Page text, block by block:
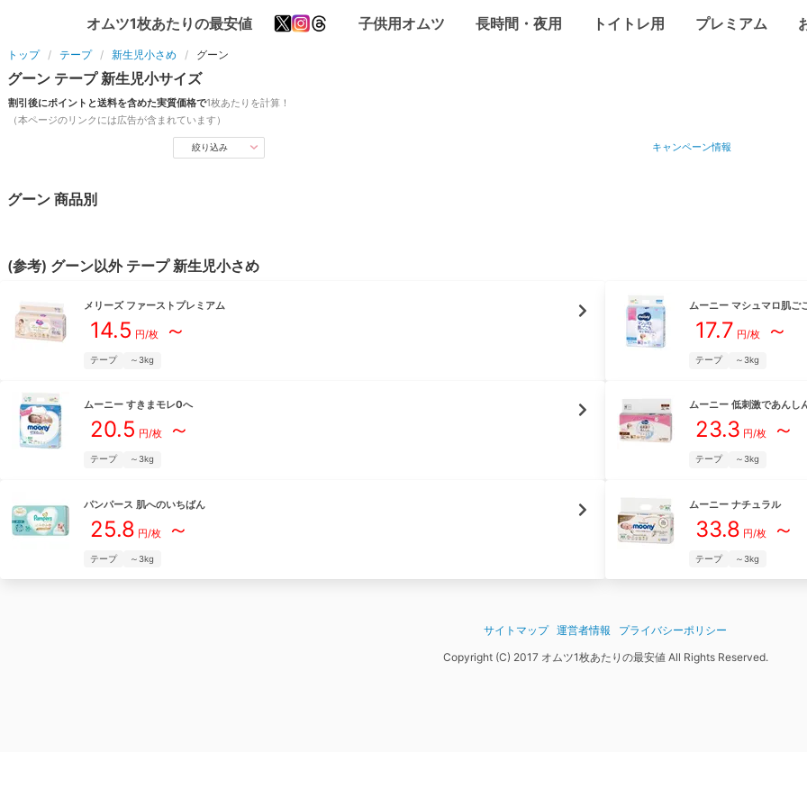
オムツ1枚あたりの最安値 子供用オムツ 長時間・夜用 トイトレ用 プレミアム
トップ テープ 新生児小さめ グーン
グーン テープ 新生児小サイズ
割引後にポイントと送料を含めた実質価格で1枚あたりを計算！
（本ページのリンクには広告が含まれています）
絞り込み キャンペーン情報
グーン 商品別
(参考) グーン以外 テープ 新生児小さめ
メリーズ ファーストプレミアム
14.5 円/枚～
テープ ～3kg
ムーニー マシュマロ肌ご
17.7 円/枚～
テープ ～3kg
ムーニー すきまモレ0へ
20.5 円/枚～
テープ ～3kg
ムーニー 低刺激であんし
23.3 円/枚～
テープ ～3kg
パンパース 肌へのいちばん
25.8 円/枚～
テープ ～3kg
ムーニー ナチュラル
33.8 円/枚～
テープ ～3kg
サイトマップ 運営者情報
プライバシーポリシー
Copyright (C) 2017 オムツ1枚あたりの最安値 All Rights Reserved.